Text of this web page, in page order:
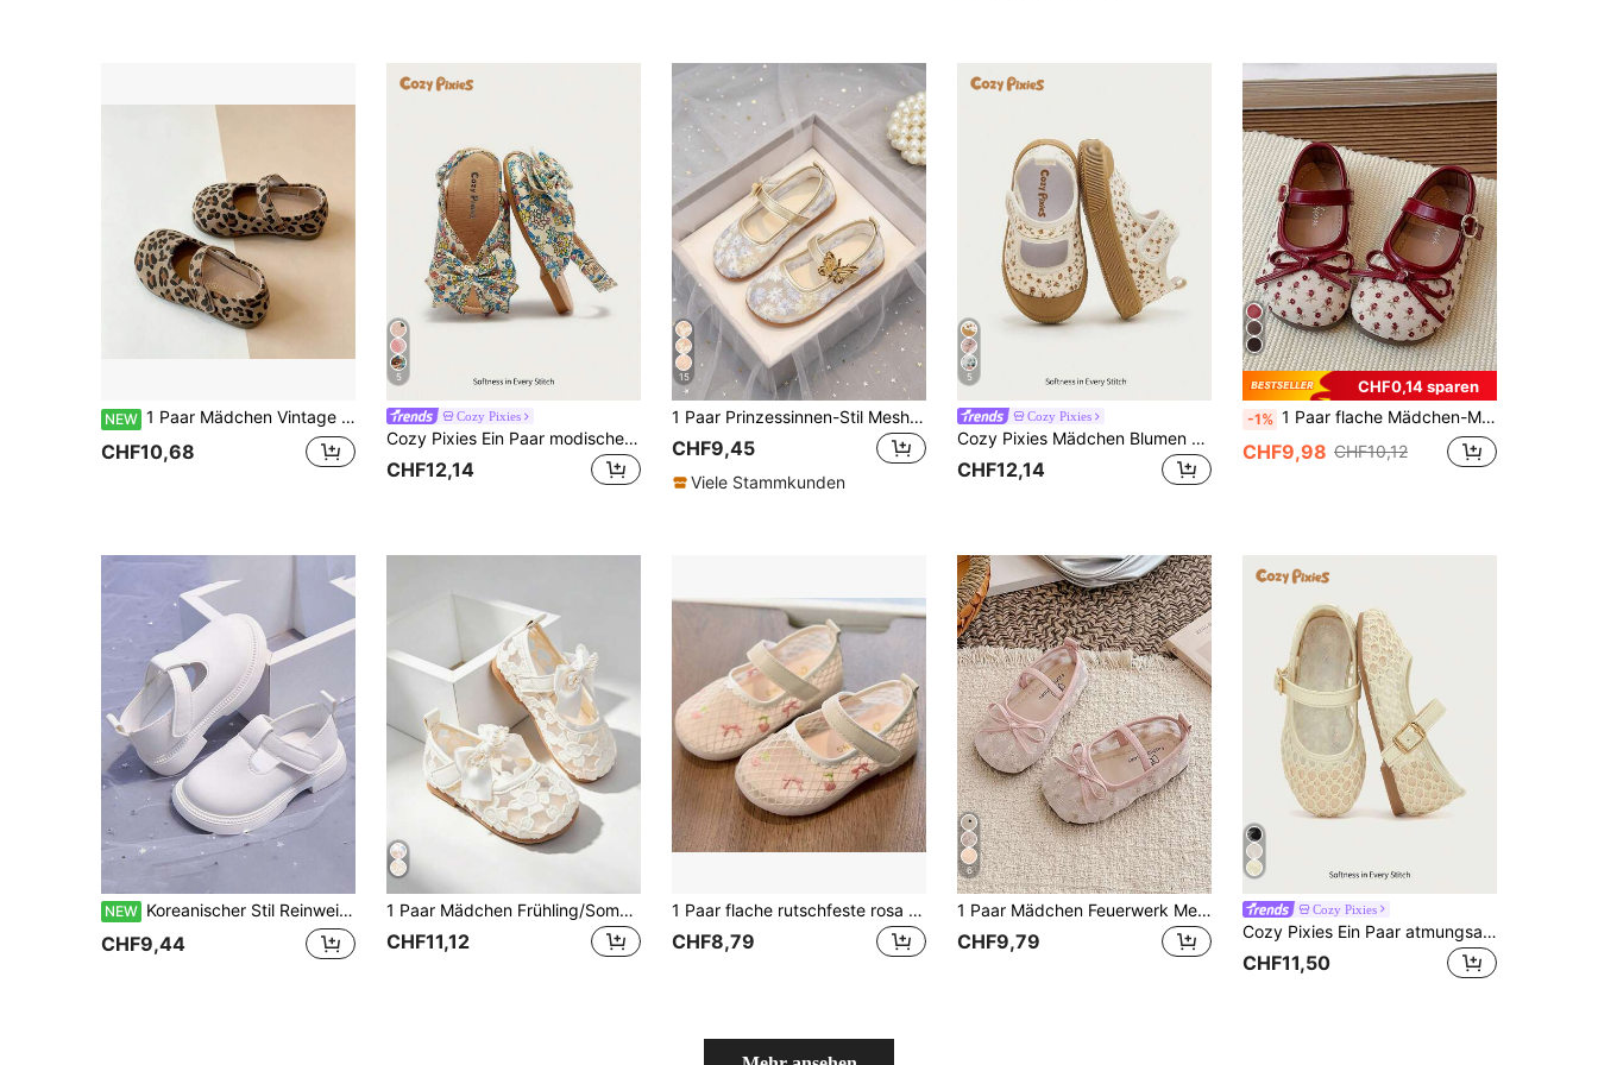
NEW 1 Paar Mädchen Vintage Leopardenmuster Mary Jane Schuhe, weiche Sohle, leicht, bequem, atmungsaktiv, vielseitig für den täglichen Gebrauch, Pendeln und Kindergarten
CHF10,68
5
Cozy Pixies
Cozy Pixies Ein Paar modische, vielseitige, lässige, lustige Blumen, süße Schleife, Prinzessin-Stil, Landhaus-Party, Mädchen, Baby Flache Sandalen, geeignet für den Sommer
CHF12,14
15
1 Paar Prinzessinnen-Stil Mesh bestickte Spitze atmungsaktive Perlen Flache Schuhe, Blumen- und Schleifen-Dekor, Cut Out Design, leicht anzuziehen und auszuziehen, geeignet für Geburtstag, Hochzeit, formelle Anlässe, Party, Bühnenaufführung und unvergessliche Momente. Geeignet für Mädchen Schuhe, Mädchen Sandalen, Mädchen Schülerschuhe, Schülerschuhe, Kinderschuhe, Blumenkinder Schuhe.
CHF9,45
Viele Stammkunden
5
Cozy Pixies
Cozy Pixies Mädchen Blumen Design modische, warme, süße, bequeme, lässige Freizeitschuhe (zufälliges Muster)
CHF12,14
CHF0,14 sparen
-1% 1 Paar flache Mädchen-Mary-Jane-Schuhe mit kleinem Blumenmuster, lässiger Schleifendekoration, rutschfest, atmungsaktiv, bequem, nicht stickig, stoßfest, Vintage-Prinzessin-Schulschuhe für Innen-/Außenspiel und Bühnenauftritte, geeignet für Frühling, Sommer und Herbst
CHF9,98 CHF10,12
NEW Koreanischer Stil Reinweiß T-Riemen Klettverschluss Mädchen Weiche Sohle Rutschfeste Weiße Sneaker, Kleinkind Alltagskleidung Prinzessin Schuhe, 1. Geburtstag Bühnenauftritt Kleid Freizeitschuhe, Leicht Niedriger Absatz Fußschutz Scheuerfrei Kinder Loafer, Atmungsaktiv langanhaltend Ganzjahres Vielseitig Schulaktivität Pendler Schuhe für Mädchen, Einfache Einfarbige Vielseitige Prinzessin Schuhe für Kleinkinder und junge Kinder
CHF9,44
1 Paar Mädchen Frühling/Sommer Neue Blumen Mesh Cut Out Weiche Sohle Schuhe, geeignet für Geburtstag, Hochzeit, formelle Anlässe, Partys, Bühnenauftritte und andere wichtige Momente
CHF11,12
1 Paar flache rutschfeste rosa Mädchen-Slip-On-Schuhe für Säuglinge und Kleinkinder aus atmungsaktivem Mesh mit Kirsch-Stickerei-Dekoration, vielseitig einsetzbar
CHF8,79
6
1 Paar Mädchen Feuerwerk Mesh Hohlauschnitt Weiche Sohle Flache Schuhe, Mädchen/Kleinkinder Mode Hohlauschnitt Sandalen Freizeitschuhe, Schleife Hanfu Schuhe, Frühling/Sommer Stil (Bitte gemäß Größentabelle Innenlänge kaufen)
CHF9,79
Cozy Pixies
Cozy Pixies Ein Paar atmungsaktive Mesh-Ballerinas für Mädchen in Apricot, niedlich und elegant, im Prinzessinnen-Stil, für Frühling und Sommer, für Hochzeit und Party
CHF11,50